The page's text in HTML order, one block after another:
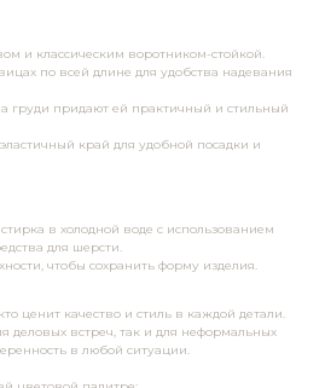
и классическим воротником-стойкой.
по всей длине для удобства надевания
груди придают ей практичный и стильный
край для удобной посадки и
в холодной воде с использованием
для шерсти.
чтобы сохранить форму изделия.
ценит качество и стиль в каждой детали.
деловых встреч, так и для неформальных
в любой ситуации.